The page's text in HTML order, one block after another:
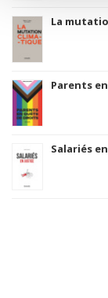
La
Parents
Salariés